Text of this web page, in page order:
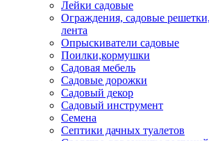
Лейки садовые
Ограждения, садовые
лента
Опрыскиватели садовые
Поилки,кормушки
Садовая мебель
Садовые дорожки
Садовый декор
Садовый инструмент
Семена
Септики дачных туалетов